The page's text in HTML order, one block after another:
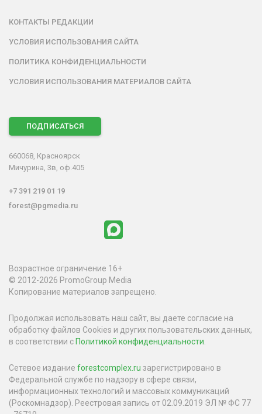
КОНТАКТЫ РЕДАКЦИИ
УСЛОВИЯ ИСПОЛЬЗОВАНИЯ САЙТА
ПОЛИТИКА КОНФИДЕНЦИАЛЬНОСТИ
УСЛОВИЯ ИСПОЛЬЗОВАНИЯ МАТЕРИАЛОВ САЙТА
ПОДПИСАТЬСЯ
660068, Красноярск
Мичурина, 3в, оф.405
+7 391 219 01 19
forest@pgmedia.ru
Возрастное ограничение 16+
© 2012-2026 PromoGroup Media
Копирование материалов запрещено.
Продолжая использовать наш сайт, вы даете согласие на
обработку файлов Cookies и других пользовательских данных,
в соответствии с Политикой конфиденциальности.
Сетевое издание forestcomplex.ru зарегистрировано в
Федеральной службе по надзору в сфере связи,
информационных технологий и массовых коммуникаций
(Роскомнадзор). Реестровая запись от 02.09.2019 ЭЛ № ФС 77